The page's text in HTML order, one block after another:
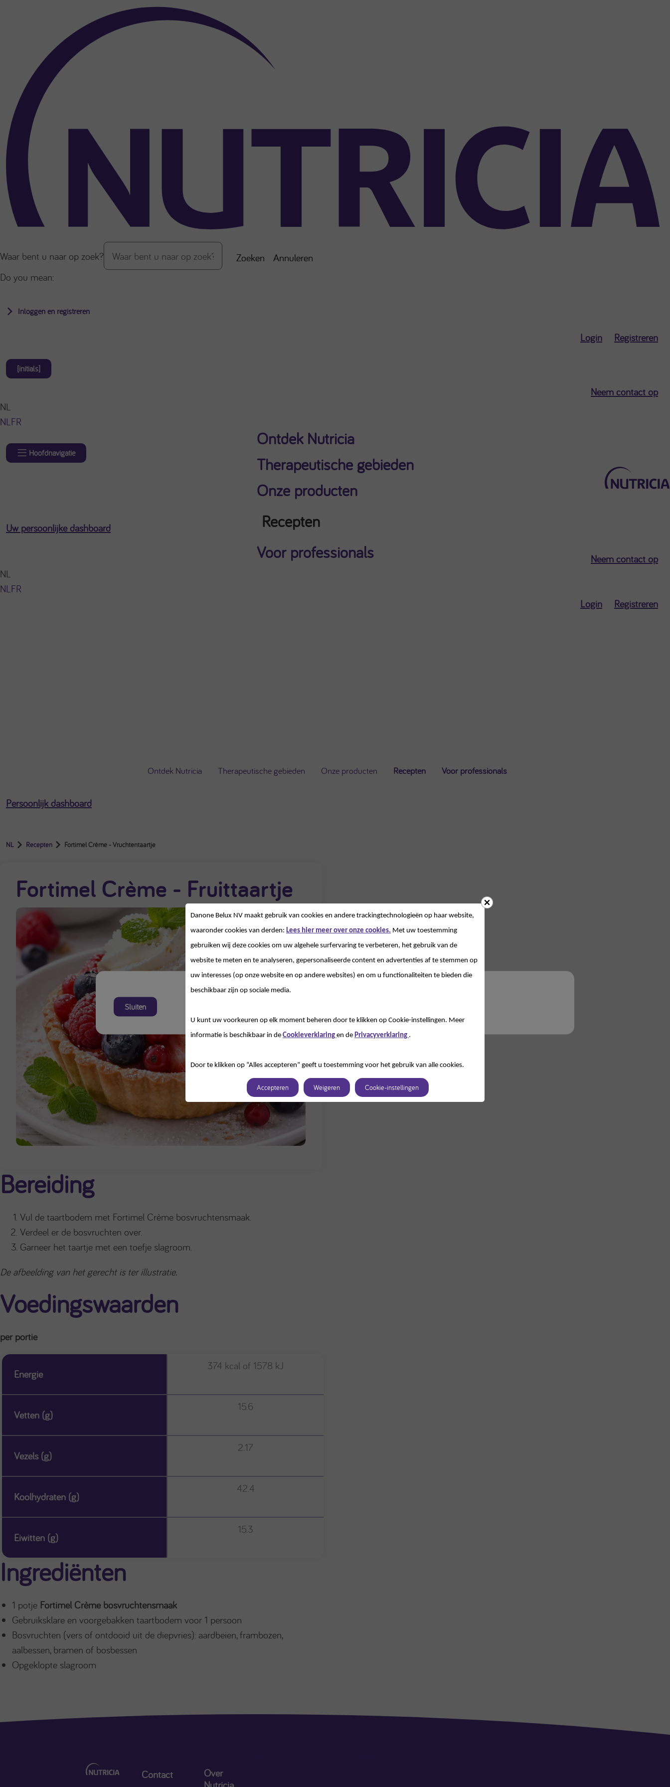
Sluiten
Over de inhoud van de pagina
Waar bent u naar op zoek? Zoeken
Annuleren
Do you mean:
Inloggen en registreren
Login Registreren
[initials]
Neem contact op
NL
NLFR
Hoofdnavigatie
dashboard
Ontdek Nutricia
Therapeutische gebieden
Onze producten
Recepten
Voor professionals
Uw persoonlijke dashboard
Neem contact op
NL
NLFR
Login
Registreren
Ontdek Nutricia Therapeutische gebieden Onze producten Recepten Voor professionals
Persoonlijk dashboard
NL Recepten Fortimel Crème - Vruchtentaartje
Fortimel Crème - Fruittaartje
Bereiding
Vul de taartbodem met Fortimel Crème bosvruchtensmaak.
Verdeel er de bosvruchten over.
Garneer het taartje met een toefje slagroom.
De afbeelding van het gerecht is ter illustratie.
Voedingswaarden
per portie
Energie
374 kcal of 1578 kJ
Vetten (g)
15.6
Vezels (g)
2.17
Koolhydraten (g)
42.4
Eiwitten (g)
15.3
Ingrediënten
1 potje Fortimel Crème bosvruchtensmaak
Gebruiksklare en voorgebakken taartbodem voor 1 persoon
Bosvruchten (vers of ontdooid uit de diepvries): aardbeien, frambozen,
aalbessen, bramen of bosbessen
Opgeklopte slagroom
Contact
Over
Danone Belux NV maakt gebruik van cookies en andere trackingtechnologieën op haar website,
waaronder cookies van derden: Lees hier meer over onze cookies. Met uw toestemming
gebruiken wij deze cookies om uw algehele surfervaring te verbeteren, het gebruik van de
website te meten en te analyseren, gepersonaliseerde content en advertenties af te stemmen op
uw interesses (op onze website en op andere websites) en om u functionaliteiten te bieden die
beschikbaar zijn op sociale media.
U kunt uw voorkeuren op elk moment beheren door te klikken op Cookie-instellingen. Meer
informatie is beschikbaar in de Cookieverklaring en de Privacyverklaring .
Door te klikken op “Alles accepteren” geeft u toestemming voor het gebruik van alle cookies.
Accepteren Weigeren Cookie-instellingen